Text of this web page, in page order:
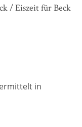
/ Eiszeit für Beck
in